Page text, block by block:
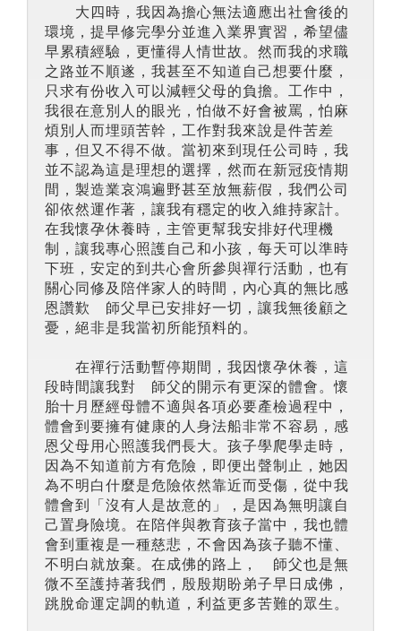
大四時，我因為擔心無法適應出社會後的
環境，提早修完學分並進入業界實習，希望儘
早累積經驗，更懂得人情世故。然而我的求職
之路並不順遂，我甚至不知道自己想要什麼，
只求有份收入可以減輕父母的負擔。工作中，
我很在意別人的眼光，怕做不好會被罵，怕麻
煩別人而埋頭苦幹，工作對我來說是件苦差
事，但又不得不做。當初來到現任公司時，我
並不認為這是理想的選擇，然而在新冠疫情期
間，製造業哀鴻遍野甚至放無薪假，我們公司
卻依然運作著，讓我有穩定的收入維持家計。
在我懷孕休養時，主管更幫我安排好代理機
制，讓我專心照護自己和小孩，每天可以準時
下班，安定的到共心會所參與禪行活動，也有
關心同修及陪伴家人的時間，內心真的無比感
恩讚歎 師父早已安排好一切，讓我無後顧之
憂，絕非是我當初所能預料的。
在禪行活動暫停期間，我因懷孕休養，這
段時間讓我對 師父的開示有更深的體會。懷
胎十月歷經母體不適與各項必要產檢過程中，
體會到要擁有健康的人身法船非常不容易，感
恩父母用心照護我們長大。孩子學爬學走時，
因為不知道前方有危險，即便出聲制止，她因
為不明白什麼是危險依然靠近而受傷，從中我
體會到「沒有人是故意的」，是因為無明讓自
己置身險境。在陪伴與教育孩子當中，我也體
會到重複是一種慈悲，不會因為孩子聽不懂、
不明白就放棄。在成佛的路上， 師父也是無
微不至護持著我們，殷殷期盼弟子早日成佛，
跳脫命運定調的軌道，利益更多苦難的眾生。